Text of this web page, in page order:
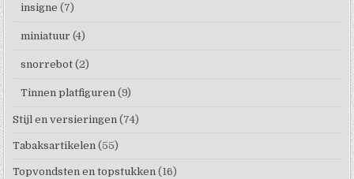
insigne (7)
miniatuur (4)
snorrebot (2)
Tinnen platfiguren (9)
Stijl en versieringen (74)
Tabaksartikelen (55)
Topvondsten en topstukken (16)